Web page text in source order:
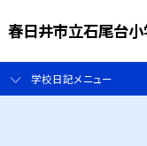
春日井市立石尾台
学校日記メニュー